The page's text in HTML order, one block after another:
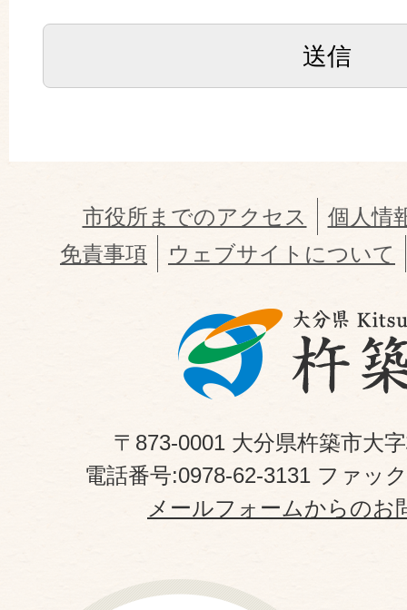
市役所までのアクセス
個人情
免責事項
ウェブサイトについて
〒873-0001 大分県杵築市大
電話番号:0978-62-3131 ファッ
メールフォームからのお